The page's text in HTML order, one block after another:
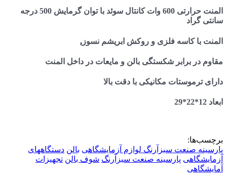
المنت حرارتی 600 وات کانتال سوئد با توان گرمایش 500 درجه
سانتی گراد
المنت با کاسه فلزی و روکش ابریشم نسوز .
مقاوم در برابر شکستگی بالن و مایعات در داخل المنت
دارای ترموستات مکانیکی با دقت بالا
ابعاد 12*22*29
برچسب‌ها:
پارسینه صنعت سبزآرنگ لوازم آزمایشگاهی بالن دستگاههای
آزمایشگاهی پارسینه صنعت سبزآرنگ شوف بالن تجهیزات
آمایشگاهی